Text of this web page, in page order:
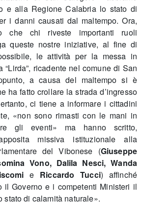
e alla Regione Calabria lo stato di
i danni causati dal maltempo. Ora,
che chi riveste importanti ruoli
queste nostre iniziative, al fine di
le attività per la messa in
“Lirda”, ricadente nel comune di San
a causa del maltempo si è
ha fatto crollare la strada d’ingresso
ci tiene a informare i cittadini
«non sono rimasti con le mani in
gli eventi» ma hanno scritto,
missiva istituzionale alla
del Vibonese (Giuseppe
Vono, Dalila Nesci, Wanda
e Riccardo Tucci) affinché
il Governo e i competenti Ministeri il
stato di calamità naturale».